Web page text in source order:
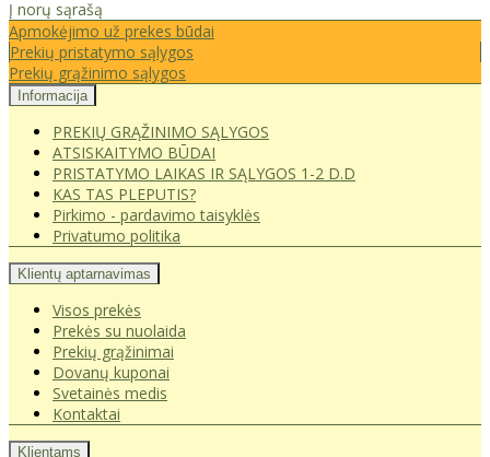
Į norų sąrašą
Apmokėjimo už prekes būdai
Prekių pristatymo sąlygos
Prekių grąžinimo sąlygos
Informacija
PREKIŲ GRĄŽINIMO SĄLYGOS
ATSISKAITYMO BŪDAI
PRISTATYMO LAIKAS IR SĄLYGOS 1-2 D.D
KAS TAS PLEPUTIS?
Pirkimo - pardavimo taisyklės
Privatumo politika
Klientų aptarnavimas
Visos prekės
Prekės su nuolaida
Prekių grąžinimai
Dovanų kuponai
Svetainės medis
Kontaktai
Klientams